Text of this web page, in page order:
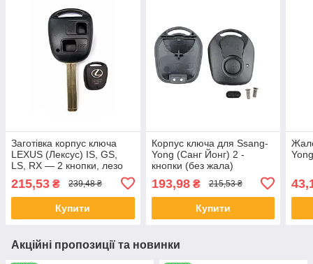
Заготівка корпус ключа
LEXUS (Лексус) IS, GS,
LS, RX — 2 кнопки, лезо
215,53 ₴ 239,48 ₴
Купити
Корпус ключа для Ssang-
Yong (Санг Йонг) 2 -
кнопки (без жала)
193,98₴ 215,53 ₴
Купити
Акційні пропозиції та новинки